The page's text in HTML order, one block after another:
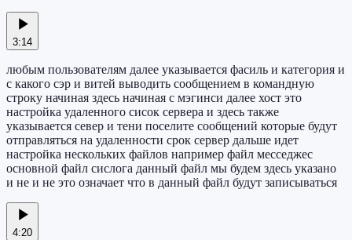
3:14
любым пользователям далее указывается фасиль и категория и
с какого сэр и витей выводить сообщением в командную
строку начиная здесь начиная с мэгинси далее хост это
настройка удаленного сисок сервера и здесь также
указывается север и тени поселите сообщений которые будут
отправляться на удаленности срок сервер дальше идет
настройка нескольких файлов например файл месседжес
основной файл сислога данный файл мы будем здесь указано
и не и не это означает что в данный файл будут записываться
4:20